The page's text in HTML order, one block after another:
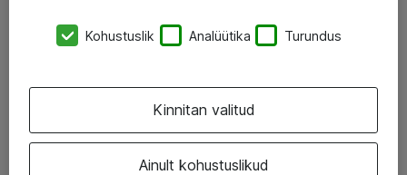
AS ATEA
eShop@atea.ee
Kohustuslik Analüütika Turundus
Ainult kohustuslikud
Kinnitan valitud